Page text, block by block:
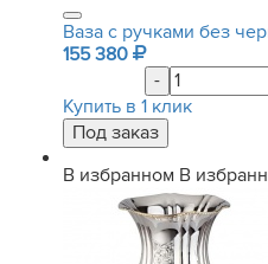
Ваза с ручками без
155 380
-
Купить в 1 клик
В избранном В